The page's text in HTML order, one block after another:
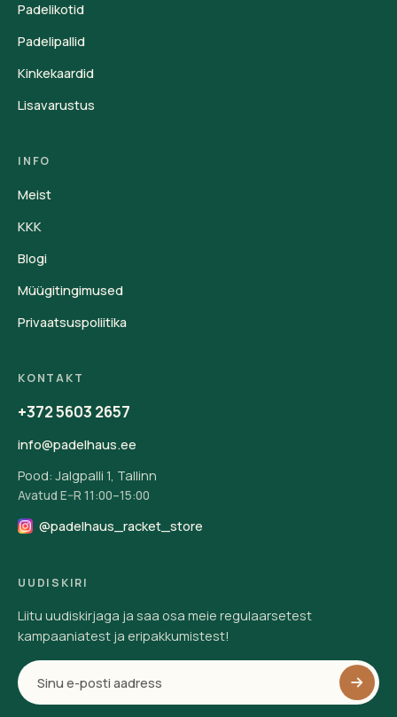
Padelikotid
Padelipallid
Kinkekaardid
Lisavarustus
INFO
Meist
KKK
Blogi
Müügitingimused
Privaatsuspoliitika
KONTAKT
+372 5603 2657
info@padelhaus.ee
Pood: Jalgpalli 1, Tallinn
Avatud E–R 11:00–15:00
@padelhaus_racket_store
UUDISKIRI
Liitu uudiskirjaga ja saa osa meie regulaarsetest
kampaaniatest ja eripakkumistest!